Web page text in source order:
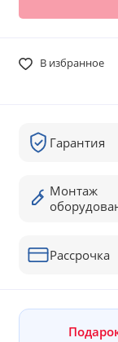
В избранное
Гарантия
Монтаж
Рассрочка